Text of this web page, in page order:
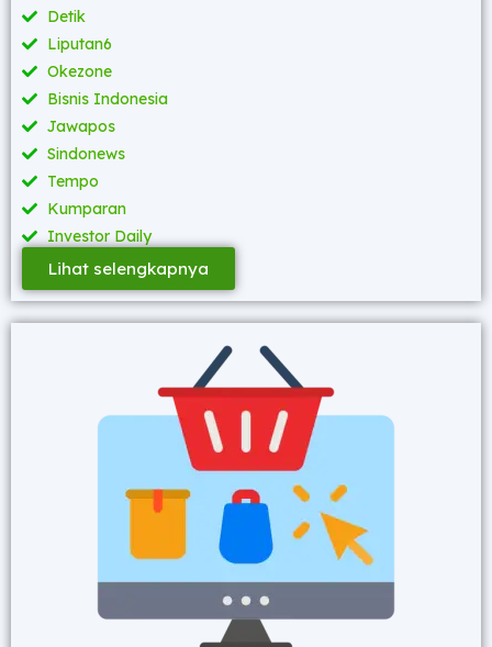
Detik
Liputan6
Okezone
Bisnis Indonesia
Jawapos
Sindonews
Tempo
Kumparan
Investor Daily
Lihat selengkapnya